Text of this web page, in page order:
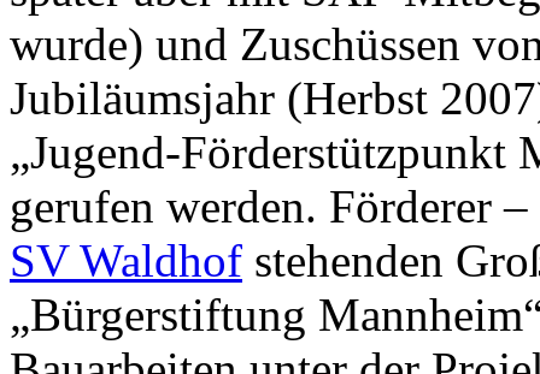
wurde) und Zuschüssen
Jubiläumsjahr (Herbst
„Jugend-Förderstützpunkt
gerufen werden. Förderer
SV Waldhof stehenden
„Bürgerstiftung